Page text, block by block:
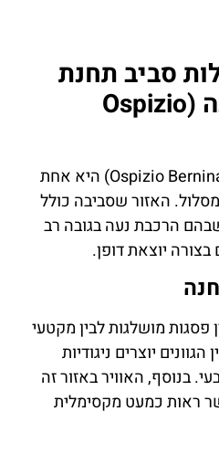
סביב תחנת
אוספיציו ברנינה (Ospizio
תחנת אוספיציו ברנינה (Ospizio Bernina) היא אחת
האזור שסביבה כולל
הרכבת נעה בגובה רב
יוצאת דופן.
פסגות מושלגות לבין מקטעי
יוצרים ניגודיות
בנוסף, האוויר באזור זה
ראות כמעט מקסימלית